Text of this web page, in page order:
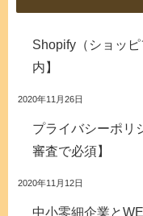
Shopify（ショッ
内】
2020年11月26日
プライバシーポリ
審査で必須】
2020年11月12日
中小零細企業と